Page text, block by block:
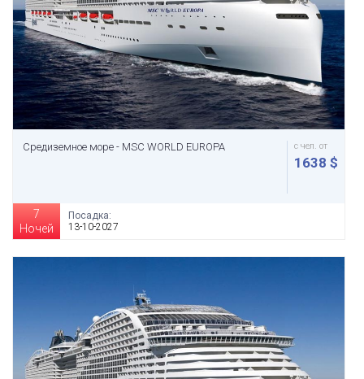
Средиземное море - MSC WORLD EUROPA с чел. от
1638 $
7
Ночей
Посадка:
13-10-2027